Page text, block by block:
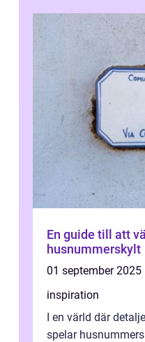
En guide till att
husnummerskylt
01 september 2025
inspiration
I en värld där
spelar